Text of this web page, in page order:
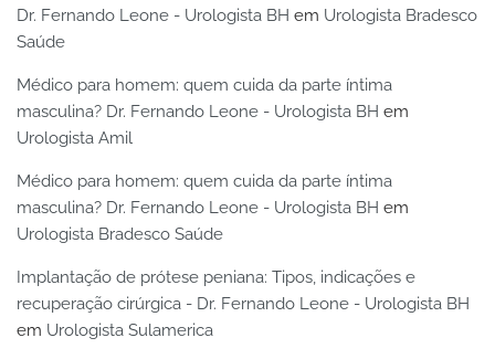
Dr. Fernando Leone - Urologista BH em Urologista Bradesco
Saúde
Médico para homem: quem cuida da parte íntima
masculina? Dr. Fernando Leone - Urologista BH em
Urologista Amil
Médico para homem: quem cuida da parte íntima
masculina? Dr. Fernando Leone - Urologista BH em
Urologista Bradesco Saúde
Implantação de prótese peniana: Tipos, indicações e
recuperação cirúrgica - Dr. Fernando Leone - Urologista BH
em Urologista Sulamerica